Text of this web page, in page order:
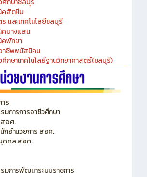
คชลบุรี
กษาชลบุรี
คสัตหีบ
และเทคโนโลยีชลบุรี
บางแสน
คพัทยา
าชีพพนัสนิคม
ศึกษาเทคโนโลยีฐานวิทยาศาสตร์(ชลบุรี)
ร
การการอาชีวศึกษา
สอศ.
อำนวยการ สอศ.
คล สอศ.